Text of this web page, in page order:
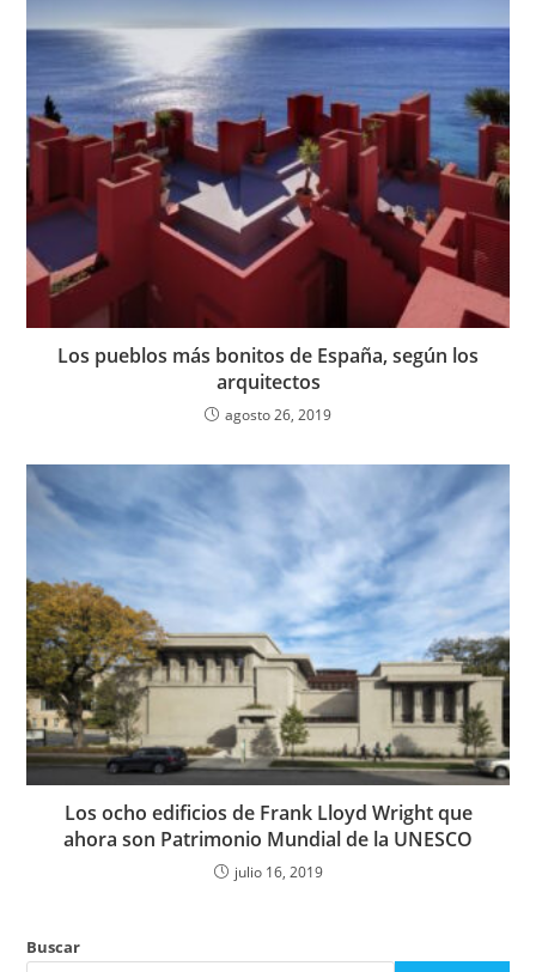
Los pueblos más bonitos de España, según los
arquitectos
agosto 26, 2019
Los ocho edificios de Frank Lloyd Wright que
ahora son Patrimonio Mundial de la UNESCO
julio 16, 2019
Buscar